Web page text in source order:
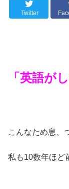
Twitter
「英語が
こんなため息、
私も10数年ほど